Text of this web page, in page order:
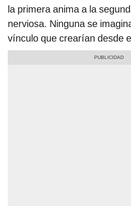
la primera anima a la
nerviosa. Ninguna se
vínculo que crearían desde